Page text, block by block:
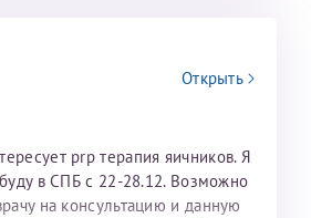
Открыть
prp терапия яичников. Я
в СПБ с 22-28.12. Возможно
на консультацию и данную